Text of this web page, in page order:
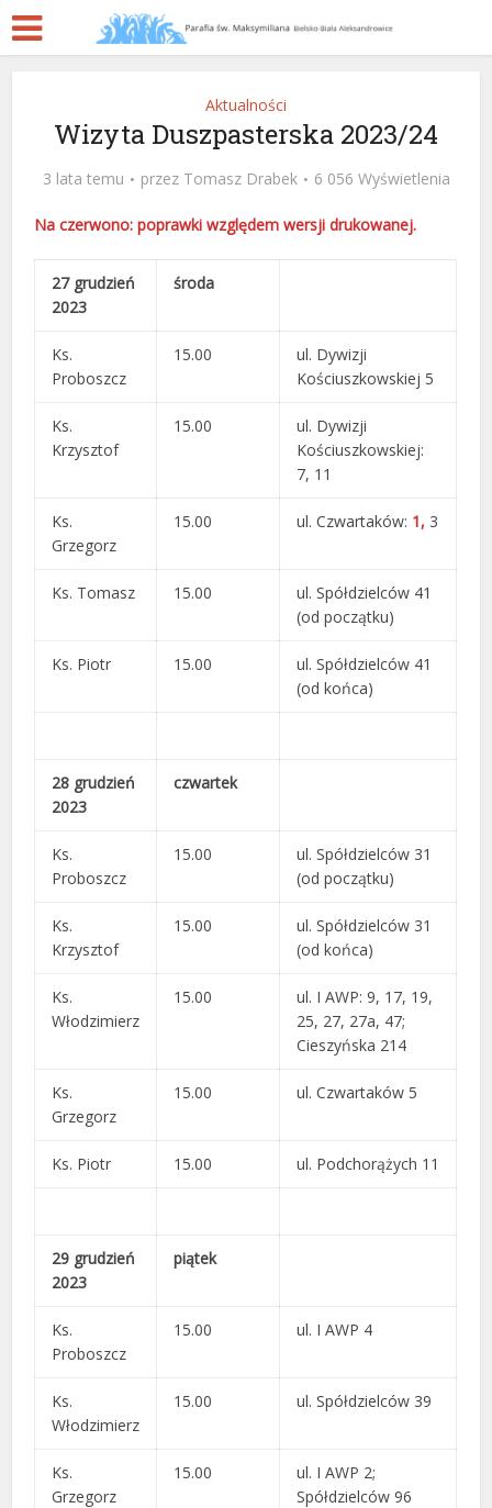
Aktualności
Wizyta Duszpasterska 2023/24
3 lata temu przez Tomasz Drabek 6 056 Wyświetlenia
Na czerwono: poprawki względem wersji drukowanej.
27 grudzień
2023
środa
Ks.
Proboszcz
15.00
ul. Dywizji
Kościuszkowskiej 5
Ks.
Krzysztof
15.00
ul. Dywizji
Kościuszkowskiej:
7, 11
Ks.
Grzegorz
15.00 ul. Czwartaków: 1, 3
Ks. Tomasz 15.00
ul. Spółdzielców 41
(od początku)
Ks. Piotr 15.00
ul. Spółdzielców 41
(od końca)
28 grudzień
2023
czwartek
Ks.
Proboszcz
15.00
ul. Spółdzielców 31
(od początku)
Ks.
Krzysztof
15.00
ul. Spółdzielców 31
(od końca)
Ks.
Włodzimierz
15.00
ul. I AWP: 9, 17, 19,
25, 27, 27a, 47;
Cieszyńska 214
Ks.
Grzegorz
15.00 ul. Czwartaków 5
Ks. Piotr 15.00 ul. Podchorążych 11
29 grudzień
2023
piątek
Ks.
Proboszcz
15.00 ul. I AWP 4
Ks.
Włodzimierz
15.00 ul. Spółdzielców 39
Ks.
Grzegorz
15.00
ul. I AWP 2;
Spółdzielców 96